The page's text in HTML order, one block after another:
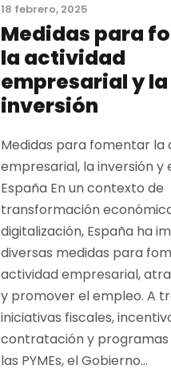
18 febrero, 2025
Medidas para
la actividad
empresarial y la
inversión
Medidas para fomentar la
empresarial, la inversión y
España En un contexto de
transformación
digitalización, España ha
diversas medidas para
actividad empresarial,
y promover el empleo. A
iniciativas fiscales,
contratación y programas
las PYMEs, el Gobierno...